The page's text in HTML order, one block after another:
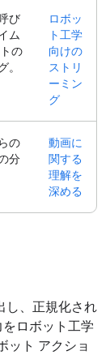
び
ム
の
。
ロボッ
ト工学
向けの
ストリ
ーミン
グ
の
分
動画に
関する
理解を
深める
し、正規化され
ロボット工学
ット アクショ